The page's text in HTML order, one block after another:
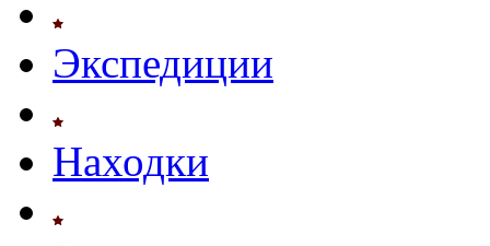
Экспедиции
Находки